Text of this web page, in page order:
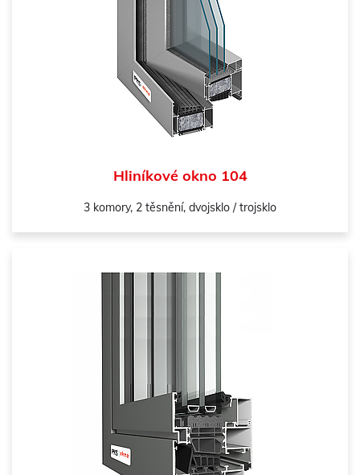
Hliníkové okno 104
3 komory, 2 těsnění, dvojsklo / trojsklo